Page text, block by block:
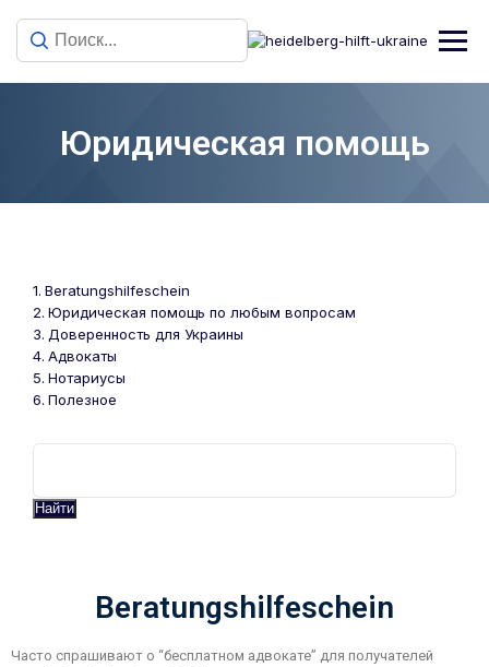
Юридическая помощь
Beratungshilfeschein
Юридическая помощь по любым вопросам​
Доверенность для Украины
Адвокаты
Нотариусы
Полезное
Найти
Beratungshilfeschein
Часто спрашивают о “бесплатном адвокате” для получателей